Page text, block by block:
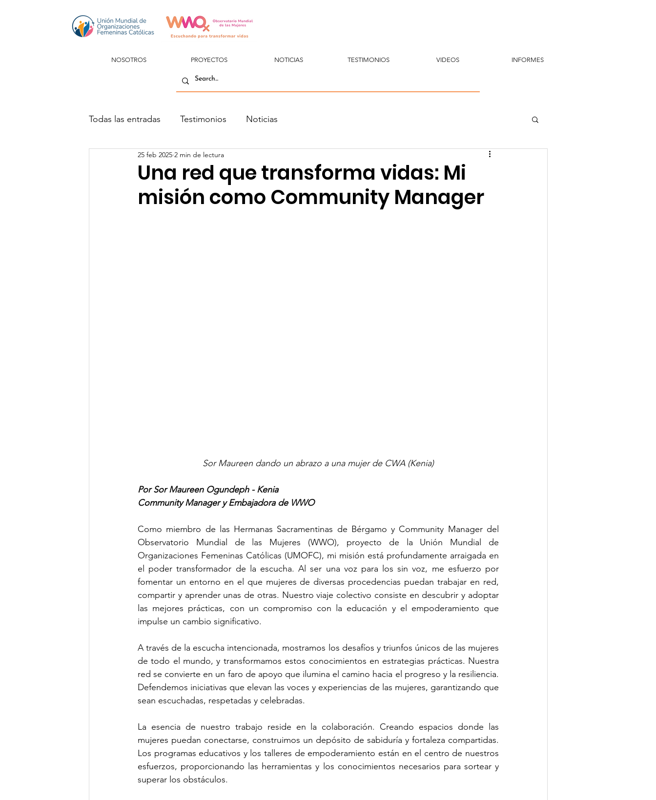
NOSOTROS PROYECTOS NOTICIAS TESTIMONIOS VIDEOS INFORMES
Todas las entradas Testimonios Noticias
Una red que transforma vidas: Mi
misión como Community Manager
25 feb 2025 2 min de lectura
Sor Maureen dando un abrazo a una mujer de CWA (Kenia)
Por Sor Maureen Ogundeph - Kenia
Community Manager y Embajadora de WWO
Como miembro de las Hermanas Sacramentinas de Bérgamo y Community Manager del
Observatorio Mundial de las Mujeres (WWO), proyecto de la Unión Mundial de
Organizaciones Femeninas Católicas (UMOFC), mi misión está profundamente arraigada en
el poder transformador de la escucha. Al ser una voz para los sin voz, me esfuerzo por
fomentar un entorno en el que mujeres de diversas procedencias puedan trabajar en red,
compartir y aprender unas de otras. Nuestro viaje colectivo consiste en descubrir y adoptar
las mejores prácticas, con un compromiso con la educación y el empoderamiento que
impulse un cambio significativo.
A través de la escucha intencionada, mostramos los desafíos y triunfos únicos de las mujeres
de todo el mundo, y transformamos estos conocimientos en estrategias prácticas. Nuestra
red se convierte en un faro de apoyo que ilumina el camino hacia el progreso y la resiliencia.
Defendemos iniciativas que elevan las voces y experiencias de las mujeres, garantizando que
sean escuchadas, respetadas y celebradas.
La esencia de nuestro trabajo reside en la colaboración. Creando espacios donde las
mujeres puedan conectarse, construimos un depósito de sabiduría y fortaleza compartidas.
Los programas educativos y los talleres de empoderamiento están en el centro de nuestros
esfuerzos, proporcionando las herramientas y los conocimientos necesarios para sortear y
superar los obstáculos.